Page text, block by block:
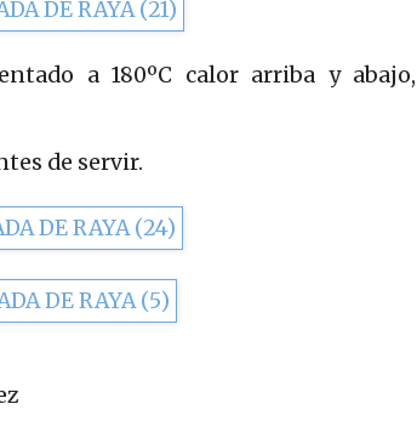
a 180ºC calor arriba y abajo,
de servir.